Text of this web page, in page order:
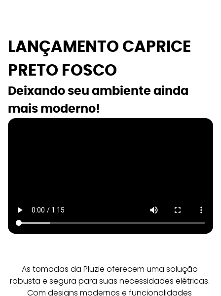
LANÇAMENTO CAPRICE
PRETO FOSCO
Deixando seu ambiente ainda
mais moderno!
As tomadas da Pluzie oferecem uma solução
robusta e segura para suas necessidades elétricas.
Com designs modernos e funcionalidades